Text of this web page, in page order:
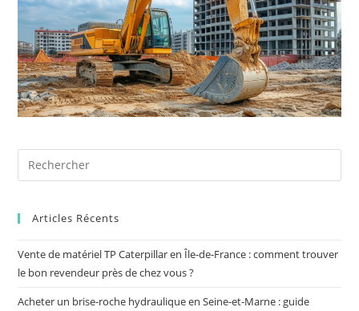
Articles Récents
Vente de matériel TP Caterpillar en Île-de-France : comment trouver
le bon revendeur près de chez vous ?
Acheter un brise-roche hydraulique en Seine-et-Marne : guide